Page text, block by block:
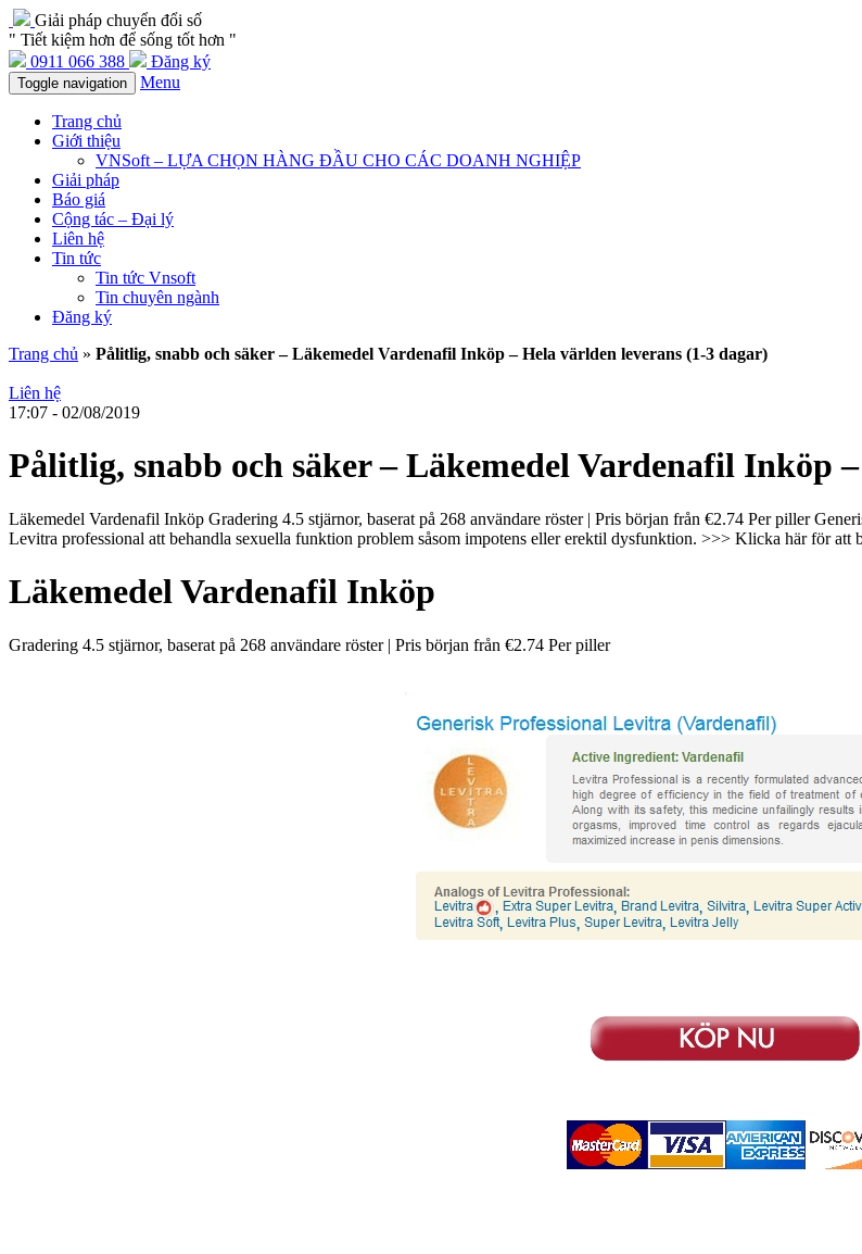
Giải pháp chuyển đổi số
" Tiết kiệm hơn để sống tốt hơn "
0911 066 388
Đăng ký
Toggle navigation Menu
Trang chủ
Giới thiệu
VNSoft – LỰA CHỌN HÀNG ĐẦU CHO CÁC DOANH NGHIỆP
Giải pháp
Báo giá
Cộng tác – Đại lý
Liên hệ
Tin tức
Tin tức Vnsoft
Tin chuyên ngành
Đăng ký
Trang chủ » Pålitlig, snabb och säker – Läkemedel Vardenafil Inköp – Hela världen leverans (1-3 dagar)
Liên hệ
17:07 - 02/08/2019
Pålitlig, snabb och säker – Läkemedel Vardenafil Inköp
Läkemedel Vardenafil Inköp Gradering 4.5 stjärnor, baserat på 268 användare röster | Pris början från €2.74 Per piller
Levitra professional att behandla sexuella funktion problem såsom impotens eller erektil dysfunktion. >>> Klicka här för att
Läkemedel Vardenafil Inköp
Gradering 4.5 stjärnor, baserat på 268 användare röster| Pris början från €2.74 Per piller